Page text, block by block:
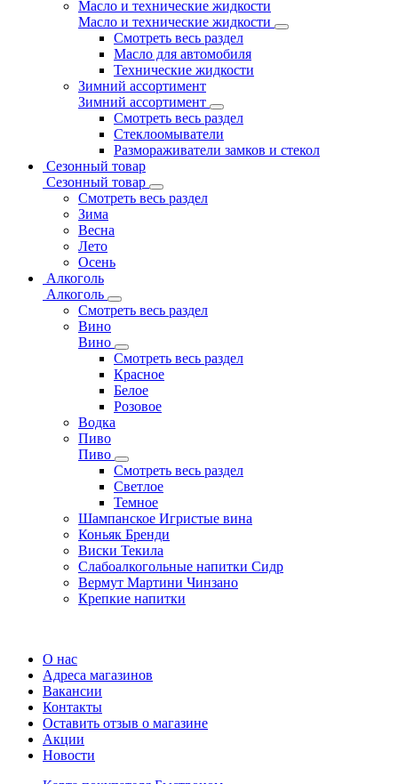
Масло и технические жидкости
Масло и технические жидкости
Смотреть весь раздел
Масло для автомобиля
Технические жидкости
Зимний ассортимент
Зимний ассортимент
Смотреть весь раздел
Стеклоомыватели
Размораживатели замков и стекол
Сезонный товар
Сезонный товар
Смотреть весь раздел
Зима
Весна
Лето
Осень
Алкоголь
Алкоголь
Смотреть весь раздел
Вино
Вино
Смотреть весь раздел
Красное
Белое
Розовое
Водка
Пиво
Пиво
Смотреть весь раздел
Cветлое
Темное
Шампанское Игристые вина
Коньяк Бренди
Виски Текила
Слабоалкогольные напитки Сидр
Вермут Мартини Чинзано
Крепкие напитки
О нас
Адреса магазинов
Вакансии
Контакты
Оставить отзыв о магазине
Акции
Новости